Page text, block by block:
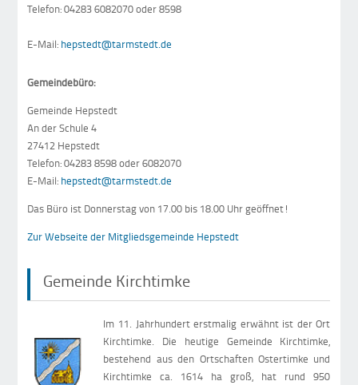
Telefon: 04283 6082070 oder 8598
E-Mail: hepstedt@tarmstedt.de
Gemeindebüro:
Gemeinde Hepstedt
An der Schule 4
27412 Hepstedt
Telefon: 04283 8598 oder 6082070
E-Mail: hepstedt@tarmstedt.de
Das Büro ist Donnerstag von 17.00 bis 18.00 Uhr geöffnet!
Zur Webseite der Mitgliedsgemeinde Hepstedt
Gemeinde Kirchtimke
Im 11. Jahrhundert erstmalig erwähnt ist der Ort
Kirchtimke. Die heutige Gemeinde Kirchtimke,
bestehend aus den Ortschaften Ostertimke und
Kirchtimke ca. 1614 ha groß, hat rund 950